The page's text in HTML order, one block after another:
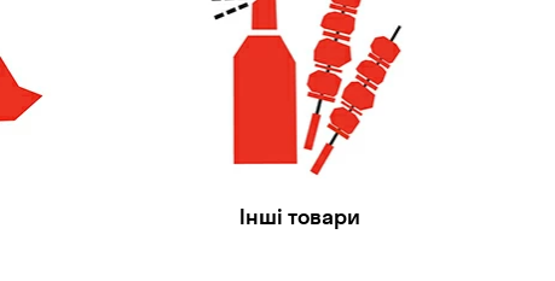
Інші товари